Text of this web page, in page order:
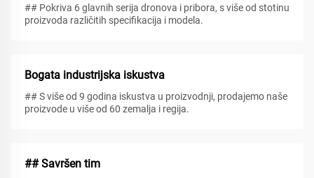
## Pokriva 6 glavnih serija dronova i pribora, s više od stotinu
proizvoda različitih specifikacija i modela.
Bogata industrijska iskustva
## S više od 9 godina iskustva u proizvodnji, prodajemo naše
proizvode u više od 60 zemalja i regija.
## Savršen tim